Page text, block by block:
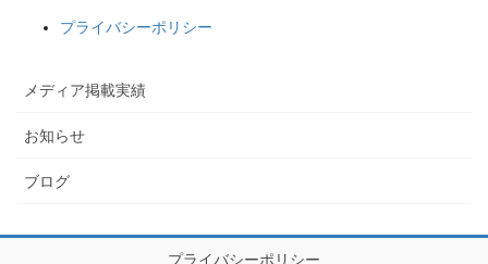
プライバシーポリシー
メディア掲載実績
お知らせ
ブログ
プライバシーポリシー